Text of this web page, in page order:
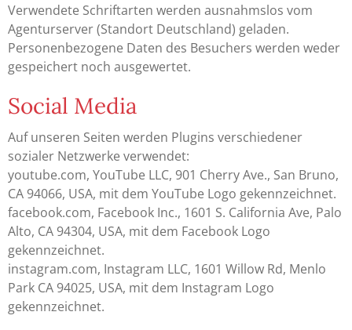
Verwendete Schriftarten werden ausnahmslos vom
Agenturserver (Standort Deutschland) geladen.
Personenbezogene Daten des Besuchers werden weder
gespeichert noch ausgewertet.
Social Media
Auf unseren Seiten werden Plugins verschiedener
sozialer Netzwerke verwendet:
youtube.com, YouTube LLC, 901 Cherry Ave., San Bruno,
CA 94066, USA, mit dem YouTube Logo gekennzeichnet.
facebook.com, Facebook Inc., 1601 S. California Ave, Palo
Alto, CA 94304, USA, mit dem Facebook Logo
gekennzeichnet.
instagram.com, Instagram LLC, 1601 Willow Rd, Menlo
Park CA 94025, USA, mit dem Instagram Logo
gekennzeichnet.